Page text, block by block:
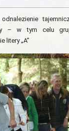
– w tym celu
litery „A”